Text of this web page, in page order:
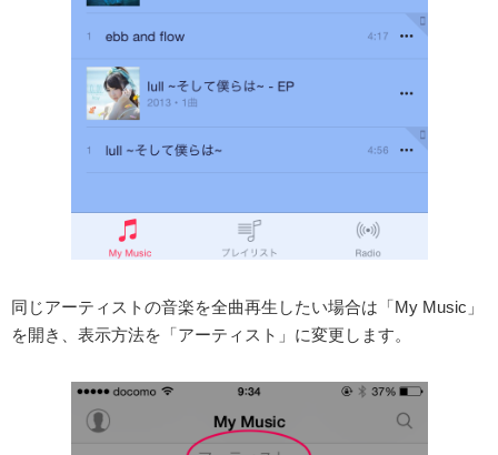
同じアーティストの音楽を全曲再生したい場合は「My Music」
を開き、表示方法を「アーティスト」に変更します。